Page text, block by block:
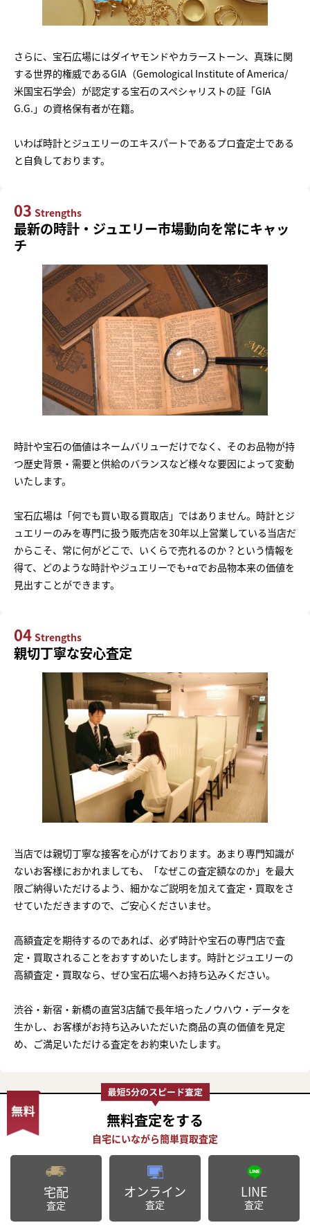
さらに、宝石広場にはダイヤモンドやカラーストーン、真珠に関
する世界的権威であるGIA（Gemological Institute of America/
米国宝石学会）が認定する宝石のスペシャリストの証「GIA
G.G.」の資格保有者が在籍。
いわば時計とジュエリーのエキスパートであるプロ査定士である
と自負しております。
03 Strengths
最新の時計・ジュエリー市場動向を常にキャッ
チ
時計や宝石の価値はネームバリューだけでなく、そのお品物が持
つ歴史背景・需要と供給のバランスなど様々な要因によって変動
いたします。
宝石広場は「何でも買い取る買取店」ではありません。時計とジ
ュエリーのみを専門に扱う販売店を30年以上営業している当店だ
からこそ、常に何がどこで、いくらで売れるのか？という情報を
得て、どのような時計やジュエリーでも+αでお品物本来の価値を
見出すことができます。
04 Strengths
親切丁寧な安心査定
当店では親切丁寧な接客を心がけております。あまり専門知識が
ないお客様におかれましても、「なぜこの査定額なのか」を最大
限ご納得いただけるよう、細かなご説明を加えて査定・買取をさ
せていただきますので、ご安心くださいませ。
高額査定を期待するのであれば、必ず時計や宝石の専門店で査
定・買取されることをおすすめいたします。時計とジュエリーの
高額査定・買取なら、ぜひ宝石広場へお持ち込みください。
渋谷・新宿・新橋の直営3店舗で長年培ったノウハウ・データを
生かし、お客様がお持ち込みいただいた商品の真の価値を見定
め、ご満足いただける査定をお約束いたします。
無料査定をする
宅配
査定
オンライン
査定
LINE
査定